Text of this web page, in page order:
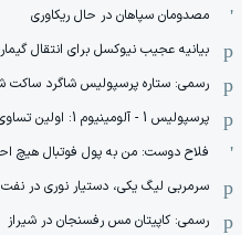
مصدومان سپاهان در حال ریکاوری
بیانیه عجیب نیوکسل برای انتقال
رسمی: ستاره پرسپولیس شاگرد ساکت
پرسپولیس 1 - آلومینیوم 1: اولین تساوی فصل
فلاح دوست: من به پول فوتبال هیچ
سرمربی لیگ یکی، دستیار نوری در نفت
رسمی: کاپیتان مس رفسنجان در شیراز